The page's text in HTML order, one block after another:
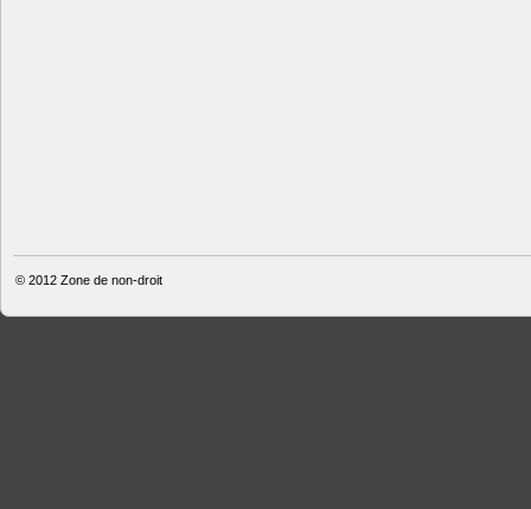
© 2012 Zone de non-droit